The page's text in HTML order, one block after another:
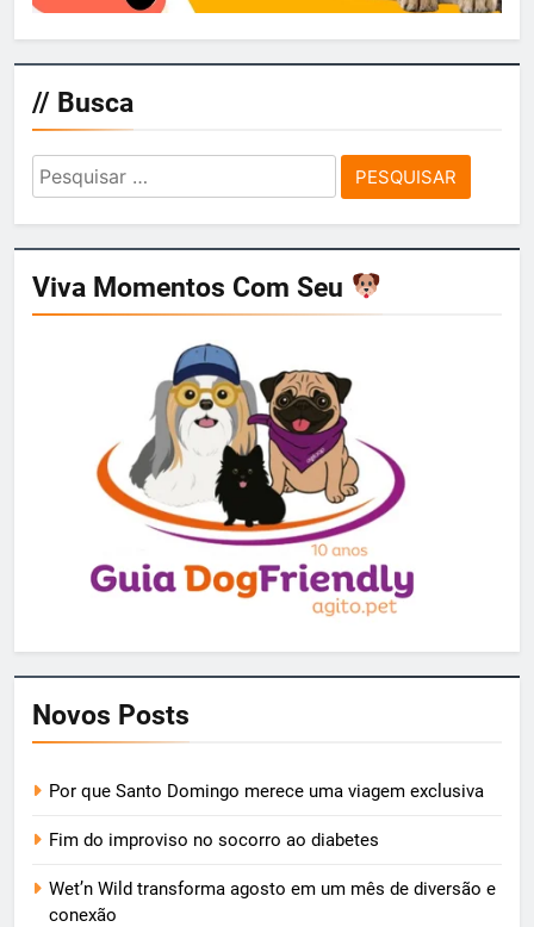
// Busca
Pesquisar
por:
Viva Momentos Com Seu
Novos Posts
Por que Santo Domingo merece uma viagem exclusiva
Fim do improviso no socorro ao diabetes
Wet’n Wild transforma agosto em um mês de diversão e
conexão